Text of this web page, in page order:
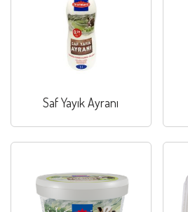
Saf Yayık Ayranı